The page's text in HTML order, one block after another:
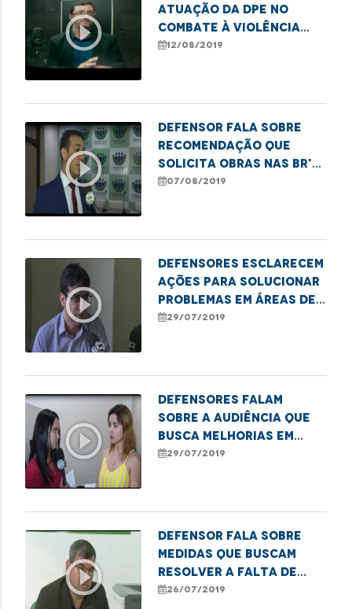
play_circle_outline
atuação da DPE no
combate à violência
contra crianças e
12/08/2019
play_circle_outline
Defensor fala sobre
recomendação que
solicita obras nas BR's
135 e 222
07/08/2019
play_circle_outline
Defensores esclarecem
ações para solucionar
problemas em áreas de
risco
29/07/2019
play_circle_outline
Defensores falam
sobre a audiência que
busca melhorias em
áreas de risco
29/07/2019
play_circle_outline
Defensor fala sobre
medidas que buscam
resolver a falta de
abrigos nos pontos de
26/07/2019